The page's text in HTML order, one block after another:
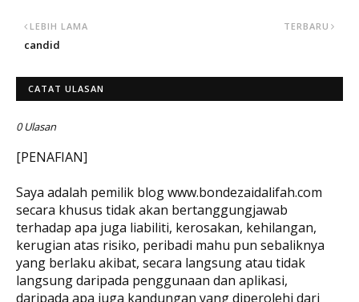
TERBARU
LEBIH LAMA
candid
CATAT ULASAN
0 Ulasan
[PENAFIAN]
Saya adalah pemilik blog www.bondezaidalifah.com
secara khusus tidak akan bertanggungjawab
terhadap apa juga liabiliti, kerosakan, kehilangan,
kerugian atas risiko, peribadi mahu pun sebaliknya
yang berlaku akibat, secara langsung atau tidak
langsung daripada penggunaan dan aplikasi,
daripada apa juga kandungan yang diperolehi dari